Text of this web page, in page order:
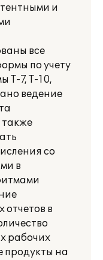
и
все
по учету
Т-7, Т-10,
ведение
также
со
в
отчетов в
рабочих
продукты на